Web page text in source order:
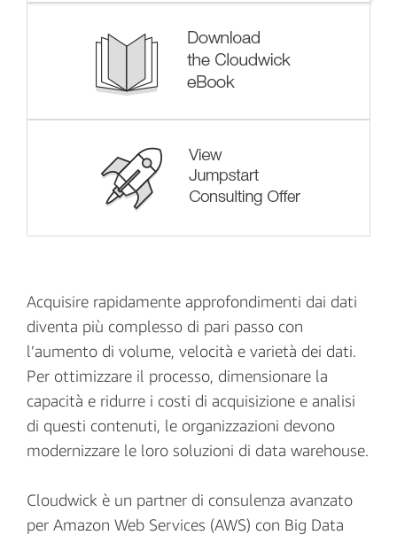
Acquisire rapidamente approfondimenti dai dati
diventa più complesso di pari passo con
l’aumento di volume, velocità e varietà dei dati.
Per ottimizzare il processo, dimensionare la
capacità e ridurre i costi di acquisizione e analisi
di questi contenuti, le organizzazioni devono
modernizzare le loro soluzioni di data warehouse.
Cloudwick è un partner di consulenza avanzato
per Amazon Web Services (AWS) con Big Data